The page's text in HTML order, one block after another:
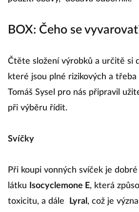
BOX: Čeho se
Čtěte složení výrobků a určitě si
které jsou plné rizikových a
Tomáš Sysel pro nás připravil
při výběru řídit.
Svíčky
Při koupi vonných svíček je
látku
Isocyclemone E, která
toxicitu, a dále
Lyral , což je